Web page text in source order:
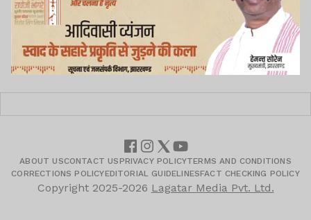
ABOUT USCONTACT US PRIVACY POLICYTERMS AND CONDITIONS
CORRECTIONS POLICYEDITORIAL GUIDELINESFACT CHECKING POLICY
Copyright 2025-2026 Lagatar Media Pvt. Ltd.